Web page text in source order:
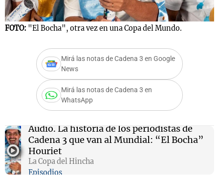
FOTO: "El Bocha", otra vez en una Copa del Mundo.
Mirá las notas de Cadena 3 en Google
News
Mirá las notas de Cadena 3 en
WhatsApp
Audio. La historia de los periodistas de
Cadena 3 que van al Mundial: “El Bocha”
Houriet
La Copa del Hincha
Episodios